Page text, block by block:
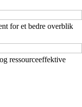
for et bedre overblik
ressourceeffektive